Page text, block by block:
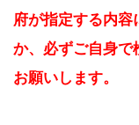
府が指定する内
か、必ずご自身で
お願いします。